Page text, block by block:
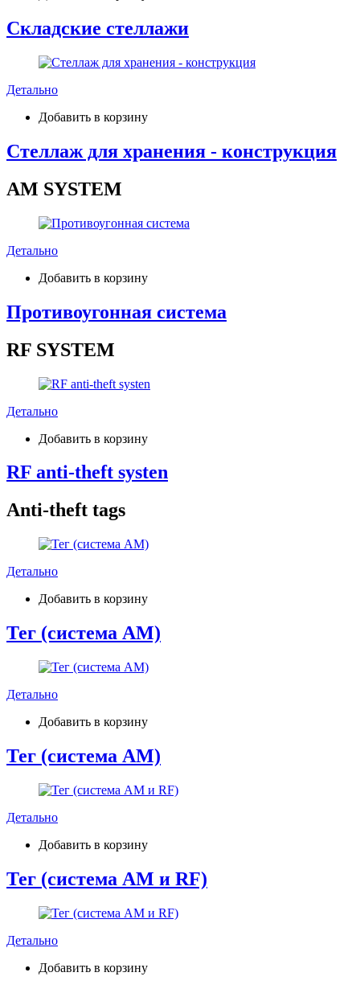
Складские стеллажи
Детально
Добавить в корзину
Стеллаж для хранения - конструкция
AM SYSTEM
Детально
Добавить в корзину
Противоугонная система
RF SYSTEM
Детально
Добавить в корзину
RF anti-theft systen
Anti-theft tags
Детально
Добавить в корзину
Тег (система AM)
Детально
Добавить в корзину
Тег (система AM)
Детально
Добавить в корзину
Тег (система AM и RF)
Детально
Добавить в корзину